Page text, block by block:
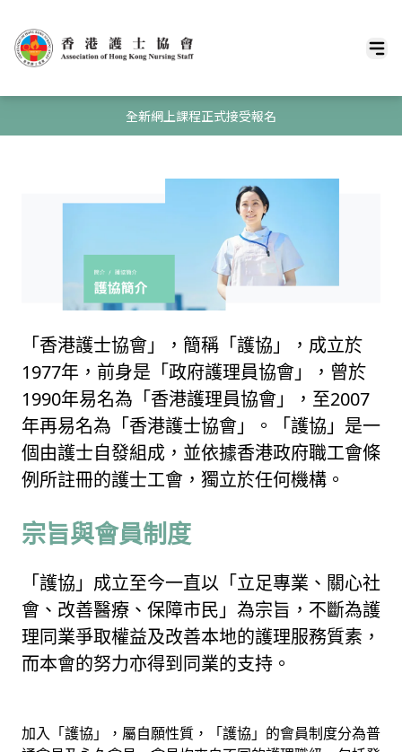
全新網上課程正式接受報名
「香港護士協會」，簡稱「護協」，成立於
1977年，前身是「政府護理員協會」，曾於
1990年易名為「香港護理員協會」，至2007
年再易名為「香港護士協會」。「護協」是一
個由護士自發組成，並依據香港政府職工會條
例所註冊的護士工會，獨立於任何機構。
宗旨與會員制度
「護協」成立至今一直以「立足專業、關心社
會、改善醫療、保障市民」為宗旨，不斷為護
理同業爭取權益及改善本地的護理服務質素，
而本會的努力亦得到同業的支持。
加入「護協」，屬自願性質，「護協」的會員制度分為普